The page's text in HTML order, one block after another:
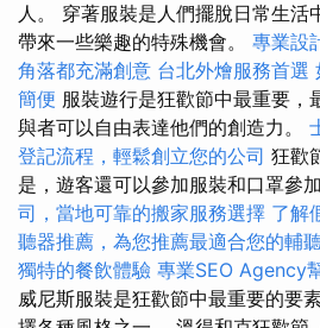
人。 穿著服裝是人們擺脫日常生活
帶來一些樂趣的特殊機會。 專業設
角落都充滿創意 台北外燴服務首選
簡便 服裝遊行是狂歡節中最重要，
與者可以自由表達他們的創造力。
登記流程，輕鬆創立您的公司 狂歡
是，遊客還可以參加服裝和口罩參
司，當地可靠的搬家服務選擇 了解
聽器推薦，為您推薦最適合您的輔
獨特的餐飲體驗 專業SEO Agency
威尼斯服裝是狂歡節中最重要的要